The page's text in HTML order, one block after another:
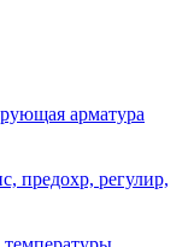
арматура
предохр, регулир,